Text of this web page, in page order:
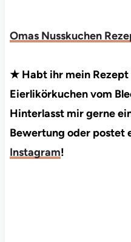
Omas Nusskuchen
★ Habt ihr mein
Eierlikörkuchen vom
Hinterlasst mir gerne
Bewertung oder postet
Instagram!